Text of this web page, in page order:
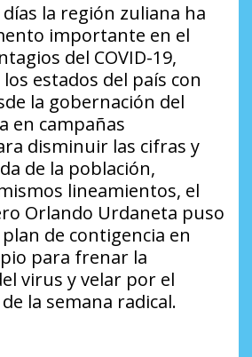
la región zuliana ha
importante en el
del COVID-19,
estados del país con
la gobernación del
en campañas
disminuir las cifras y
de la población,
lineamientos, el
Orlando Urdaneta puso
de contigencia en
para frenar la
virus y velar por el
la semana radical.